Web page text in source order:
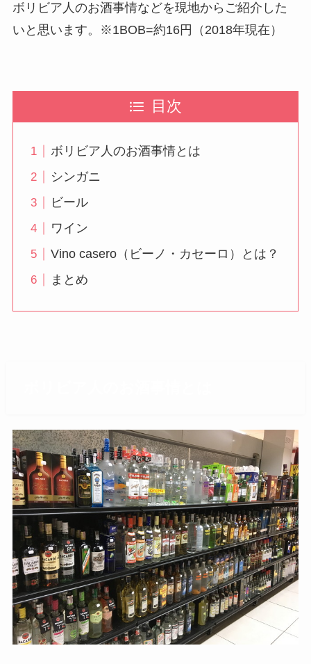
ボリビア人のお酒事情などを現地からご紹介した
いと思います。※1BOB=約16円（2018年現在）
目次
ボリビア人のお酒事情とは
シンガニ
ビール
ワイン
Vino casero（ビーノ・カセーロ）とは？
まとめ